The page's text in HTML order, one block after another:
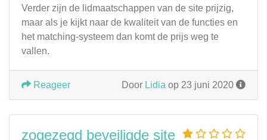
Verder zijn de lidmaatschappen van de site prijzig,
maar als je kijkt naar de kwaliteit van de functies en
het matching-systeem dan komt de prijs weg te
vallen.
Door Lidia op 23 juni 2020
Reageer
zogezegd beveiligde site